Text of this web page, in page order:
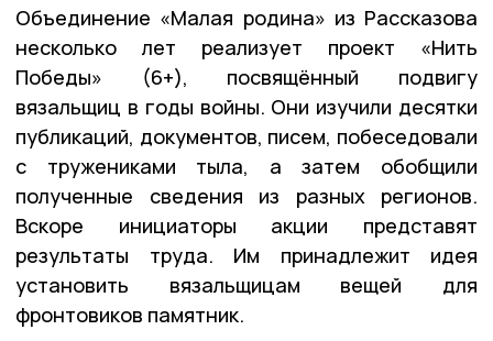
Объединение «Малая родина» из Рассказова
несколько лет реализует проект «Нить
Победы» (6+), посвящённый подвигу
вязальщиц в годы войны. Они изучили десятки
публикаций, документов, писем, побеседовали
с тружениками тыла, а затем обобщили
полученные сведения из разных регионов.
Вскоре инициаторы акции представят
результаты труда. Им принадлежит идея
установить вязальщицам вещей для
фронтовиков памятник.